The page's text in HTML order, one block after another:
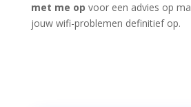
met me op voor een advies op
jouw wifi-problemen definitief op.